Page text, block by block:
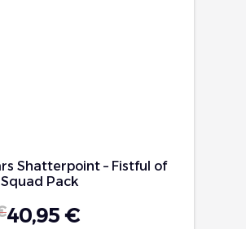
Shatterpoint – Fistful of
Pack
40,95 €